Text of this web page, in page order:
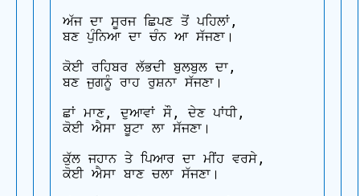
ਅੱਜ ਦਾ ਸੂਰਜ ਛਿਪਣ ਤੋਂ ਪਹਿਲਾਂ,
ਬਣ ਪੁੰਨਿਆ ਦਾ ਚੰਨ ਆ ਸੱਜਣਾ।
ਕੋਈ ਰਹਿਬਰ ਲੱਭਦੀ ਬੁਲਬੁਲ ਦਾ,
ਬਣ ਜੁਗਨੂੰ ਰਾਹ ਰੁਸ਼ਨਾ ਸੱਜਣਾ।
ਛਾਂ ਮਾਣ, ਦੁਆਵਾਂ ਸੌ, ਦੇਣ ਪਾਂਧੀ,
ਕੋਈ ਐਸਾ ਬੂਟਾ ਲਾ ਸੱਜਣਾ।
ਕੁੱਲ ਜਹਾਨ ਤੇ ਪਿਆਰ ਦਾ ਮੀਂਹ ਵਰਸੇ,
ਕੋਈ ਐਸਾ ਬਾਣ ਚਲਾ ਸੱਜਣਾ।